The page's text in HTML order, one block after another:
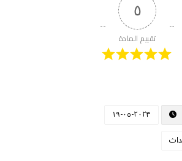
٥
تقييم المادة
٢٠٢٣-٠٥-١٩